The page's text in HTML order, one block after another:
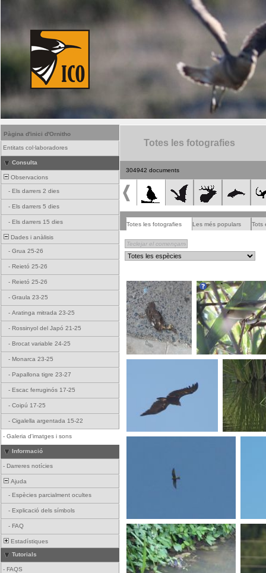
Pàgina d'inici d'Ornitho
Entitats col·laboradores
Consulta
Observacions
- Els darrers 2 dies
- Els darrers 5 dies
- Els darrers 15 dies
Dades i anàlisis
- Grua 25-26
- Reietó 25-26
- Reietó 25-26
- Graula 23-25
- Aratinga mitrada 23-25
- Rossinyol del Japó 21-25
- Brocat variable 24-25
- Monarca 23-25
- Papallona tigre 23-27
- Escac ferruginós 17-25
- Coipú 17-25
- Cigalella argentada 15-22
- Galeria d'imatges i sons
Informació
- Darreres notícies
Ajuda
- Espècies parcialment ocultes
- Explicació dels símbols
- FAQ
Estadístiques
Tutorials
- FAQS
Totes les fotografies
304942 documents
Totes les fotografies Les més populars Tots